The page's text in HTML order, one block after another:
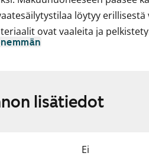
löytyy
ovat vaaleita ja
ja seinät on maalattu
ovat harmaata
lisätiedot
Ei